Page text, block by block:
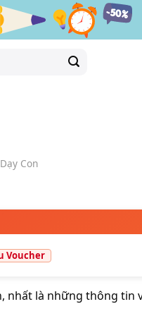
Con
nhất là những thông tin